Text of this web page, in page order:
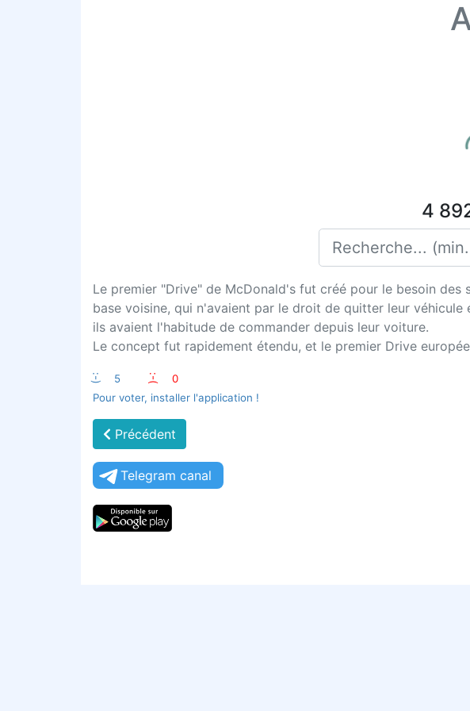
4
Le premier "Drive" de McDonald's fut créé pour le besoin
base voisine, qui n'avaient par le droit de quitter leur
ils avaient l'habitude de commander depuis leur voiture.
Le concept fut rapidement étendu, et le premier Drive
:-) 5 :-(
0
Pour voter, installer l'application !
Précédent
Telegram canal